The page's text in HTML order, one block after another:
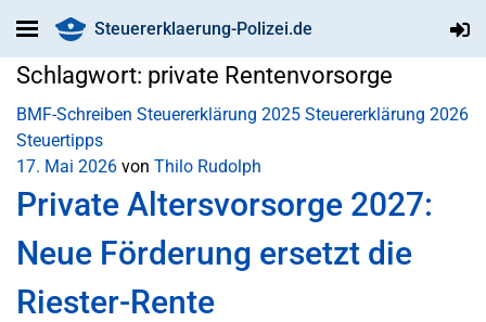
Steuererklaerung-Polizei.de
Schlagwort: private Rentenvorsorge
BMF-Schreiben Steuererklärung 2025 Steuererklärung 2026
Steuertipps
17. Mai 2026 von Thilo Rudolph
Private Altersvorsorge 2027:
Neue Förderung ersetzt die
Riester-Rente